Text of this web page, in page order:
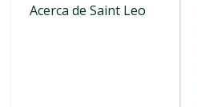
Acerca de Saint Leo